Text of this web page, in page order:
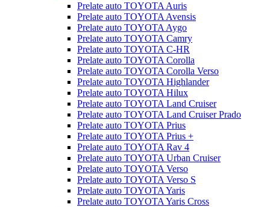
Prelate auto TOYOTA Auris
Prelate auto TOYOTA Avensis
Prelate auto TOYOTA Aygo
Prelate auto TOYOTA Camry
Prelate auto TOYOTA C-HR
Prelate auto TOYOTA Corolla
Prelate auto TOYOTA Corolla Verso
Prelate auto TOYOTA Highlander
Prelate auto TOYOTA Hilux
Prelate auto TOYOTA Land Cruiser
Prelate auto TOYOTA Land Cruiser Prado
Prelate auto TOYOTA Prius
Prelate auto TOYOTA Prius +
Prelate auto TOYOTA Rav 4
Prelate auto TOYOTA Urban Cruiser
Prelate auto TOYOTA Verso
Prelate auto TOYOTA Verso S
Prelate auto TOYOTA Yaris
Prelate auto TOYOTA Yaris Cross